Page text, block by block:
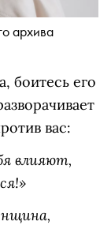
архива
боитесь его
вас:
влияют,